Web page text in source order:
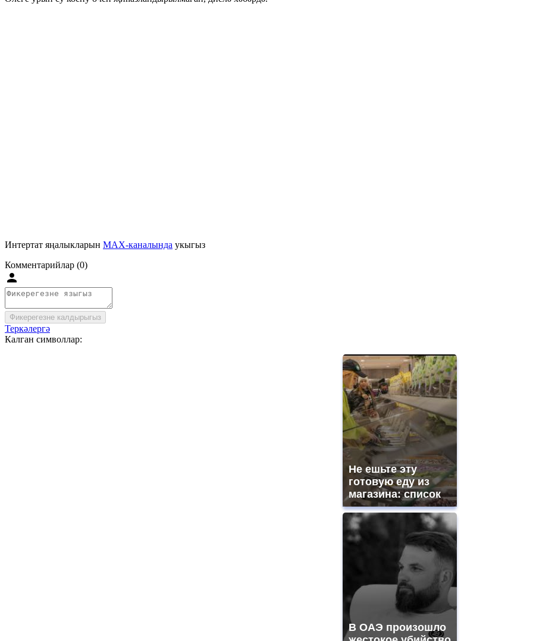
Интертат яңалыкларын MAX-каналында укыгыз
Комментарийлар (0)
Фикерегезне калдырыгыз
Теркәлергә
Калган символлар:
Не ешьте эту
готовую еду из
магазина: список
В ОАЭ произошло